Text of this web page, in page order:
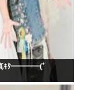
真ｷﾀ━━━━(ﾟ